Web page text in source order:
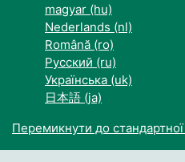
magyar ‎(hu)‎
Nederlands ‎(nl)‎
Română ‎(ro)‎
Русский ‎(ru)‎
Українська ‎(uk)‎
日本語 ‎(ja)‎
Перемикнути до